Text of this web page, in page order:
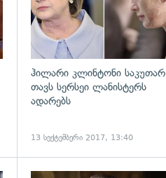
ჰილარი კლინტონი საკუთარ
თავს სერსეი ლანისტერს
ადარებს
13 სექტემბერი 2017, 13:40